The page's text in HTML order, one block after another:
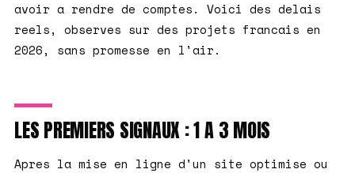
avoir a rendre de comptes. Voici des delais
reels, observes sur des projets francais en
2026, sans promesse en l'air.
LES PREMIERS SIGNAUX : 1 A 3 MOIS
Apres la mise en ligne d'un site optimise ou